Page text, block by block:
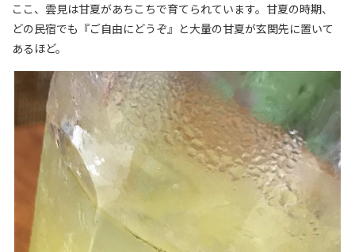
ここ、雲見は甘夏があちこちで育てられています。甘夏の時期、
どの民宿でも『ご自由にどうぞ』と大量の甘夏が玄関先に置いて
あるほど。